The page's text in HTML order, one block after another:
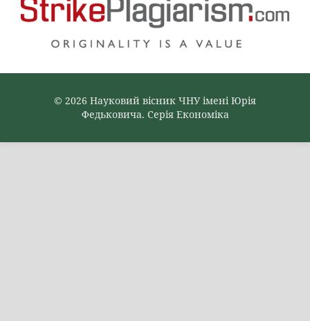
© 2026 Науковий вісник ЧНУ імені Юрія
Федьковича. Серія Економіка